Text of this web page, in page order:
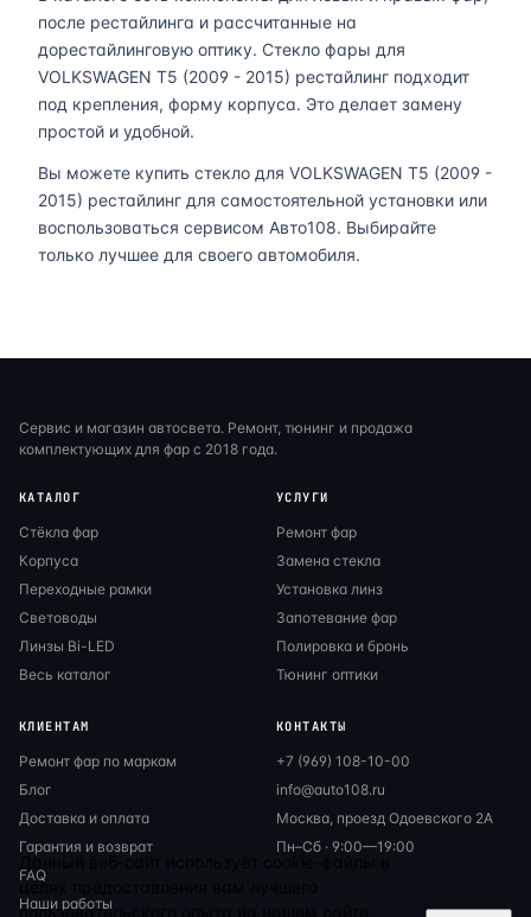
после рестайлинга и рассчитанные на
дорестайлинговую оптику. Стекло фары для
VOLKSWAGEN T5 (2009 - 2015) рестайлинг подходит
под крепления, форму корпуса. Это делает замену
простой и удобной.
Вы можете купить стекло для VOLKSWAGEN T5 (2009 -
2015) рестайлинг для самостоятельной установки или
воспользоваться сервисом Авто108. Выбирайте
только лучшее для своего автомобиля.
Сервис и магазин автосвета. Ремонт, тюнинг и продажа
комплектующих для фар с 2018 года.
КАТАЛОГ
Стёкла фар
Корпуса
Переходные рамки
Световоды
Линзы Bi-LED
Весь каталог
УСЛУГИ
Ремонт фар
Замена стекла
Установка линз
Запотевание фар
Полировка и бронь
Тюнинг оптики
КЛИЕНТАМ
Ремонт фар по маркам
Блог
Доставка и оплата
Гарантия и возврат
FAQ
Наши работы
КОНТАКТЫ
+7 (969) 108-10-00
info@auto108.ru
Москва, проезд Одоевского 2А
Пн–Сб · 9:00—19:00
Данный веб-сайт использует cookie-файлы в
целях предоставления вам лучшего
пользовательского опыта на нашем сайте.